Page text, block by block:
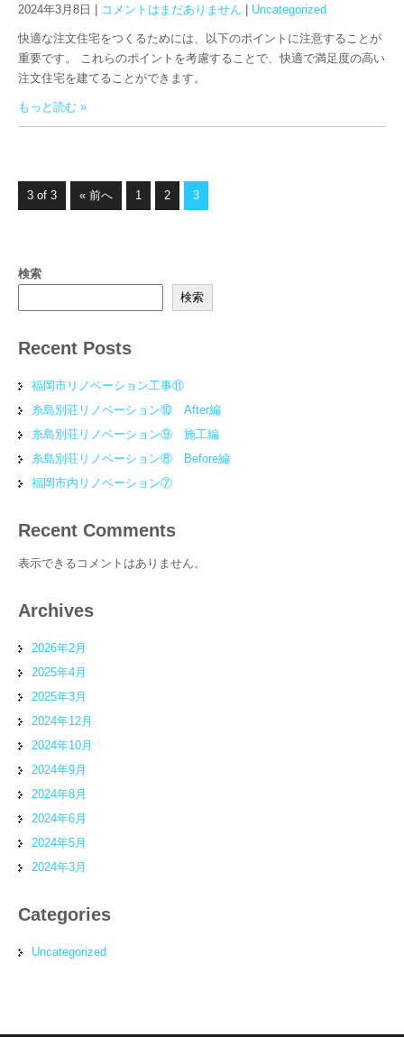
2024年3月8日 コメントはまだありません Uncategorized
快適な注文住宅をつくるためには、以下のポイントに注意することが
重要です。 これらのポイントを考慮することで、快適で満足度の高い
注文住宅を建てることができます。
もっと読む »
3 of 3 « 前へ 1 2 3
検索
検索
Recent Posts
福岡市リノベーション工事⑪
糸島別荘リノベーション⑩ After編
糸島別荘リノベーション⑨ 施工編
糸島別荘リノベーション⑧ Before編
福岡市内リノベーション⑦
Recent Comments
表示できるコメントはありません。
Archives
2026年2月
2025年4月
2025年3月
2024年12月
2024年10月
2024年9月
2024年8月
2024年6月
2024年5月
2024年3月
Categories
Uncategorized